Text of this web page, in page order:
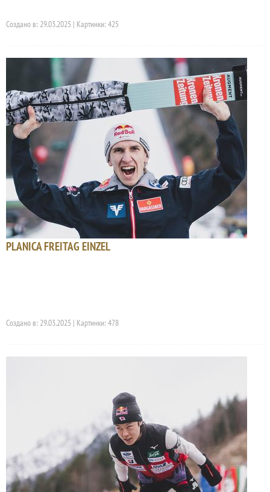
Создано в: 29.03.2025 | Картинки: 425
PLANICA FREITAG EINZEL
Создано в: 29.03.2025 | Картинки: 478